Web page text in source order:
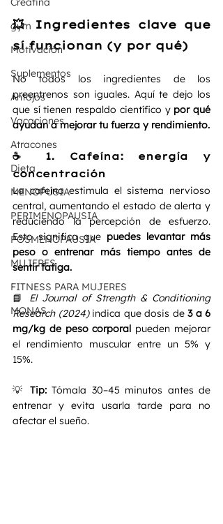
gym
Motivación
Suplementos
Antojos
Vacaciones
Atracones
Dieta
MENOPUSIA
PERIMENOPAUSIA
POSMENOPAUSIA
MUJERES
FITNESS PARA MUJERES
MONAS
💥 Ingredientes clave que
sí funcionan (y por qué)
No todos los ingredientes de los
preentrenos son iguales. Aquí te dejo los
que sí tienen respaldo científico y por qué
ayudan a mejorar tu fuerza y rendimiento.
☕ 1. Cafeína: energía y
concentración
La cafeína estimula el sistema nervioso
central, aumentando el estado de alerta y
reduciendo la percepción de esfuerzo.
Esto significa que puedes levantar más
peso o entrenar más tiempo antes de
sentir fatiga.
📘 El Journal of Strength & Conditioning
Research (2024) indica que dosis de 3 a 6
mg/kg de peso corporal pueden mejorar
el rendimiento muscular entre un 5% y
15%.
💡 Tip: Tómala 30–45 minutos antes de
entrenar y evita usarla tarde para no
afectar el sueño.